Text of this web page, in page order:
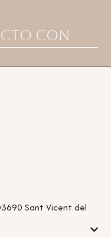
con
Sant Vicent del